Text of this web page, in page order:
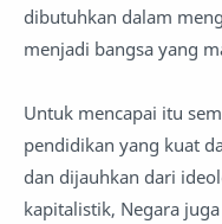
dibutuhkan dalam
menjadi bangsa yang
Untuk mencapai itu
pendidikan yang kuat
dan dijauhkan dari
kapitalistik, Negara